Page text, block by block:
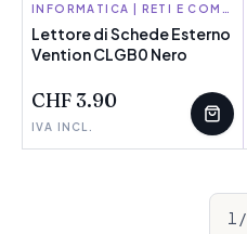
VENTION
POCHI PEZZI
Lettore di Schede Esterno
Vention CLGB0 Nero
CHF 3.90
IVA INCL.
1 /